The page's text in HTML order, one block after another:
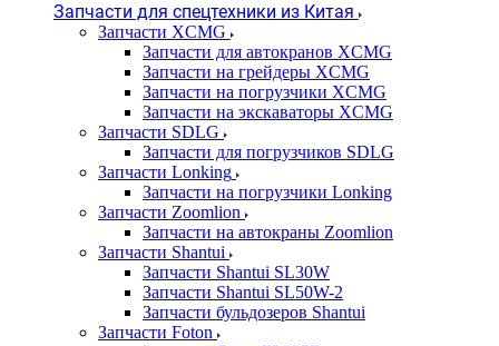
Запчасти для спецтехники из Китая
Запчасти XCMG
Запчасти для автокранов XCMG
Запчасти на грейдеры XCMG
Запчасти на погрузчики XCMG
Запчасти на экскаваторы XCMG
Запчасти SDLG
Запчасти для погрузчиков SDLG
Запчасти Lonking
Запчасти на погрузчики Lonking
Запчасти Zoomlion
Запчасти на автокраны Zoomlion
Запчасти Shantui
Запчасти Shantui SL30W
Запчасти Shantui SL50W-2
Запчасти бульдозеров Shantui
Запчасти Foton